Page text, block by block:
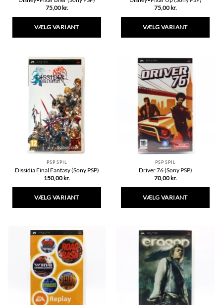
75,00 kr.
VÆLG VARIANT
har
flere
varianter.
Mulighederne
kan
vælges
på
varesiden
75,00 kr.
VÆLG VARIANT
har
flere
varianter.
Mulighederne
kan
vælges
på
varesiden
PSP SPIL
Dissidia Final Fantasy (Sony PSP)
150,00 kr.
VÆLG VARIANT
har
flere
varianter.
Mulighederne
kan
vælges
på
varesiden
PSP SPIL
Driver 76 (Sony PSP)
70,00 kr.
VÆLG VARIANT
har
flere
varianter.
Mulighederne
kan
vælges
på
varesiden